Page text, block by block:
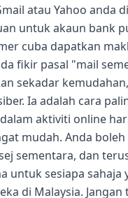
atau Yahoo anda
untuk akaun bank
cuba dapatkan
fikir pasal "mail
sekadar
Ia adalah cara
aktiviti online
mudah. Anda
sementara, dan
untuk sesiapa
di Malaysia.